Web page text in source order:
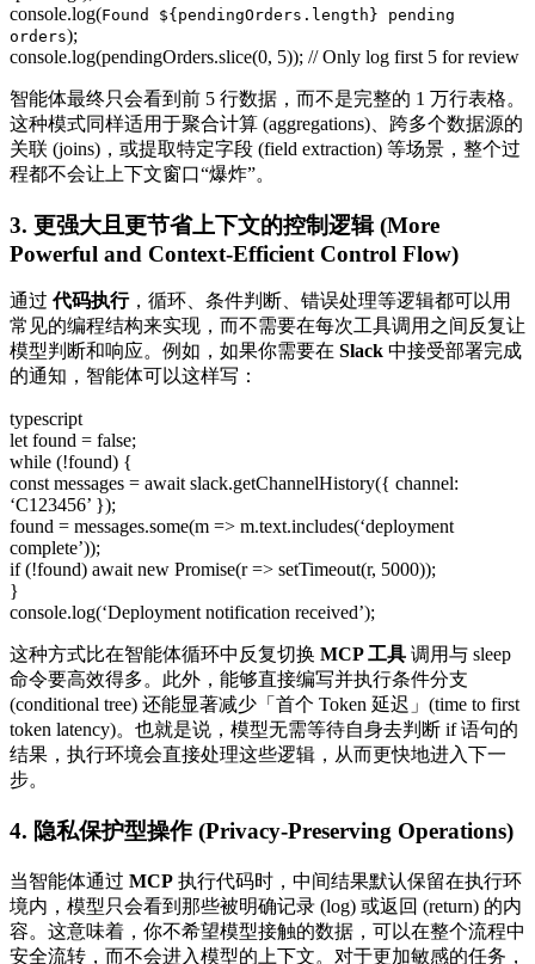
console.log(Found ${pendingOrders.length} pending
orders);
console.log(pendingOrders.slice(0, 5)); // Only log first 5 for review
智能体最终只会看到前 5 行数据，而不是完整的 1 万行表格。
这种模式同样适用于聚合计算 (aggregations)、跨多个数据源的
关联 (joins)，或提取特定字段 (field extraction) 等场景，整个过
程都不会让上下文窗口“爆炸”。
3. 更强大且更节省上下文的控制逻辑 (More
Powerful and Context-Efficient Control Flow)
通过代码执行，循环、条件判断、错误处理等逻辑都可以用
常见的编程结构来实现，而不需要在每次工具调用之间反复让
模型判断和响应。例如，如果你需要在 Slack 中接受部署完成
的通知，智能体可以这样写：
typescript
let found = false;
while (!found) {
const messages = await slack.getChannelHistory({ channel:
‘C123456’ });
found = messages.some(m => m.text.includes(‘deployment
complete’));
if (!found) await new Promise(r => setTimeout(r, 5000));
}
console.log(‘Deployment notification received’);
这种方式比在智能体循环中反复切换 MCP 工具 调用与 sleep
命令要高效得多。此外，能够直接编写并执行条件分支
(conditional tree) 还能显著减少「首个 Token 延迟」(time to first
token latency)。也就是说，模型无需等待自身去判断 if 语句的
结果，执行环境会直接处理这些逻辑，从而更快地进入下一
步。
4. 隐私保护型操作 (Privacy-Preserving Operations)
当智能体通过 MCP 执行代码时，中间结果默认保留在执行环
境内，模型只会看到那些被明确记录 (log) 或返回 (return) 的内
容。这意味着，你不希望模型接触的数据，可以在整个流程中
安全流转，而不会进入模型的上下文。对于更加敏感的任务，